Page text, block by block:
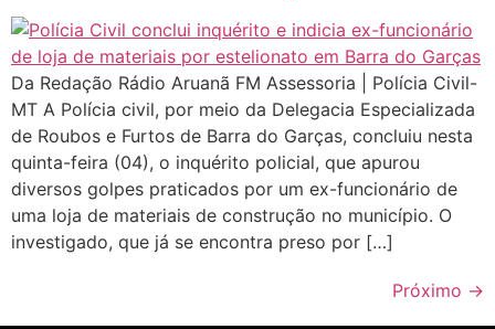
Da Redação Rádio Aruanã FM Assessoria | Polícia Civil-
MT A Polícia civil, por meio da Delegacia Especializada
de Roubos e Furtos de Barra do Garças, concluiu nesta
quinta-feira (04), o inquérito policial, que apurou
diversos golpes praticados por um ex-funcionário de
uma loja de materiais de construção no município. O
investigado, que já se encontra preso por […]
Próximo →